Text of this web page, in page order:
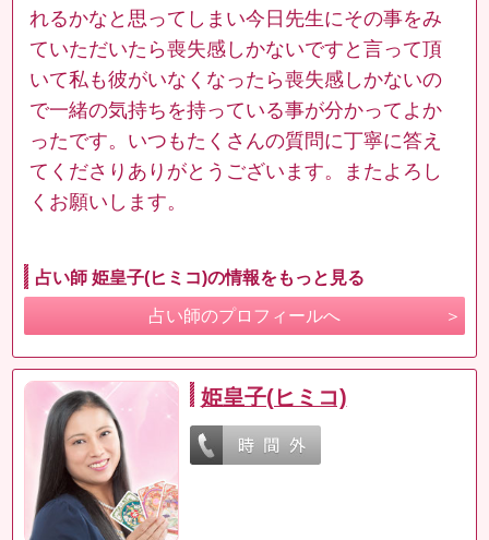
れるかなと思ってしまい今日先生にその事をみ
ていただいたら喪失感しかないですと言って頂
いて私も彼がいなくなったら喪失感しかないの
で一緒の気持ちを持っている事が分かってよか
ったです。いつもたくさんの質問に丁寧に答え
てくださりありがとうございます。またよろし
くお願いします。
占い師 姫皇子(ヒミコ)の情報をもっと見る
占い師のプロフィールへ
姫皇子(ヒミコ)